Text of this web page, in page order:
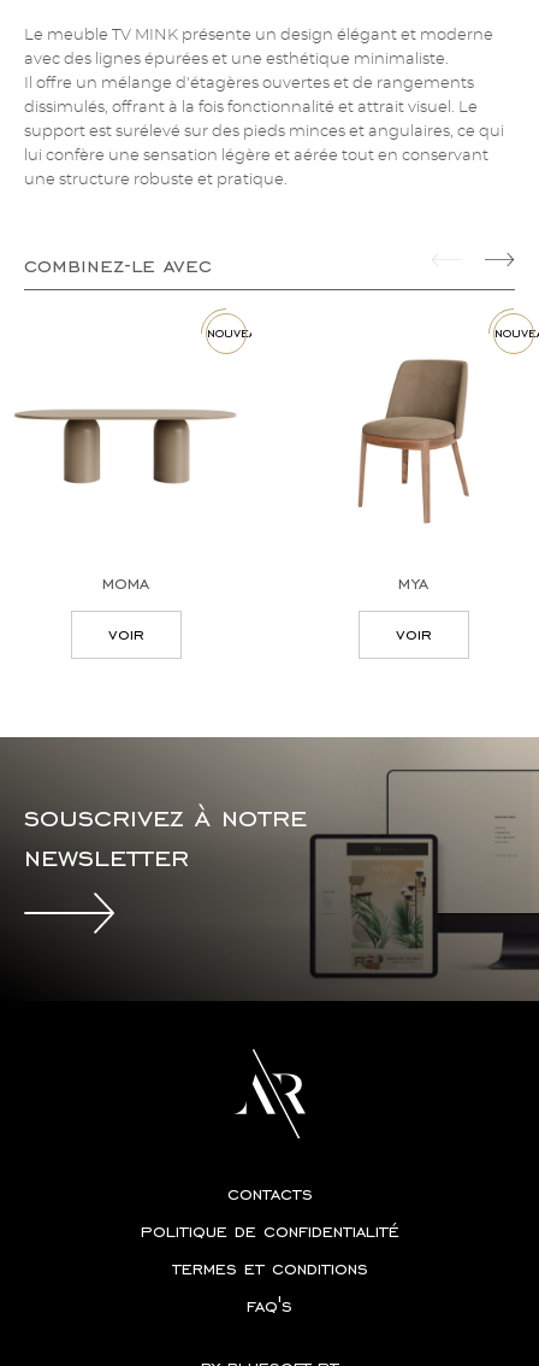
Le meuble TV MINK présente un design élégant et moderne
avec des lignes épurées et une esthétique minimaliste.
Il offre un mélange d'étagères ouvertes et de rangements
dissimulés, offrant à la fois fonctionnalité et attrait visuel. Le
support est surélevé sur des pieds minces et angulaires, ce qui
lui confère une sensation légère et aérée tout en conservant
une structure robuste et pratique.
combinez-le avec
nouveau
moma
voir
mya
voir
souscrivez à notre
newsletter
contacts
politique de confidentialité
termes et conditions
faq's